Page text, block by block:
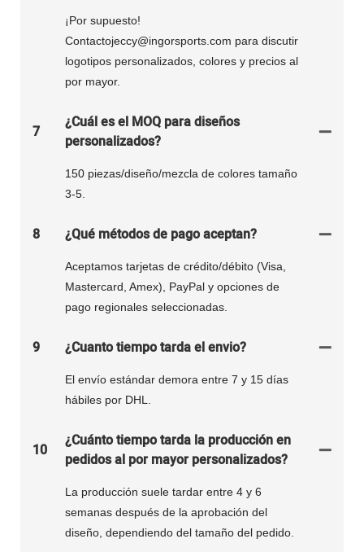
¡Por supuesto!
Contactojeccy@ingorsports.com para discutir
logotipos personalizados, colores y precios al
por mayor.
7
¿Cuál es el MOQ para diseños
personalizados?
150 piezas/diseño/mezcla de colores tamaño
3-5.
8 ¿Qué métodos de pago aceptan?
Aceptamos tarjetas de crédito/débito (Visa,
Mastercard, Amex), PayPal y opciones de
pago regionales seleccionadas.
9 ¿Cuanto tiempo tarda el envio?
El envío estándar demora entre 7 y 15 días
hábiles por DHL.
10
¿Cuánto tiempo tarda la producción en
pedidos al por mayor personalizados?
La producción suele tardar entre 4 y 6
semanas después de la aprobación del
diseño, dependiendo del tamaño del pedido.